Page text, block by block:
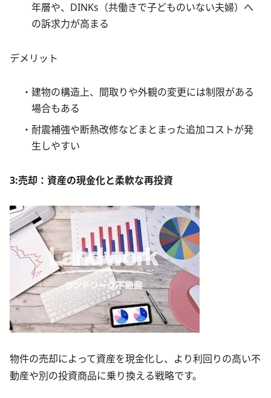
年層や、DINKs（共働きで子どものいない夫婦）へ
の訴求力が高まる
デメリット
建物の構造上、間取りや外観の変更には制限がある
場合もある
耐震補強や断熱改修などまとまった追加コストが発
生しやすい
3:売却：資産の現金化と柔軟な再投資
物件の売却によって資産を現金化し、より利回りの高い不
動産や別の投資商品に乗り換える戦略です。